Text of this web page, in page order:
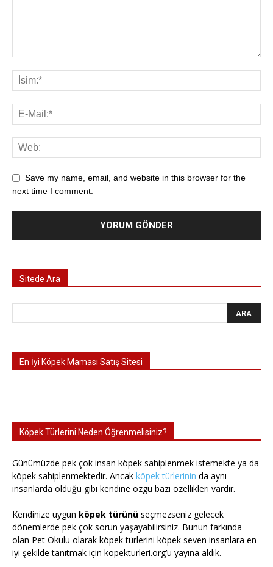
Save my name, email, and website in this browser for the
next time I comment.
Sitede Ara
En İyi Köpek Maması Satış Sitesi
Köpek Türlerini Neden Öğrenmelisiniz?
Günümüzde pek çok insan köpek sahiplenmek istemekte ya da
köpek sahiplenmektedir. Ancak köpek türlerinin da aynı
insanlarda olduğu gibi kendine özgü bazı özellikleri vardır.
Kendinize uygun köpek türünü seçmezseniz gelecek
dönemlerde pek çok sorun yaşayabilirsiniz. Bunun farkında
olan Pet Okulu olarak köpek türlerini köpek seven insanlara en
iyi şekilde tanıtmak için kopekturleri.org’u yayına aldık.